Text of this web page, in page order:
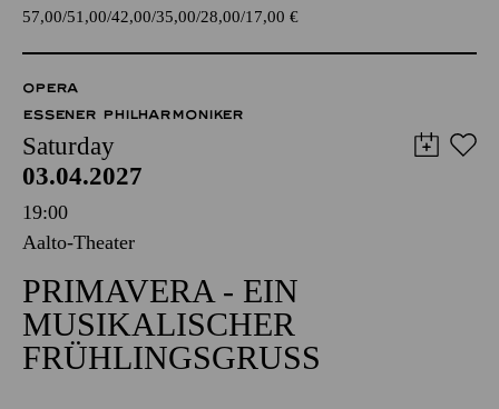
57,00 51,00 42,00 35,00 28,00 17,00 €
OPERA
ESSENER PHILHARMONIKER
Saturday
03.04.2027
19:00
Aalto-Theater
PRIMAVERA - EIN
MUSIKALISCHER
FRÜHLINGSGRUSS